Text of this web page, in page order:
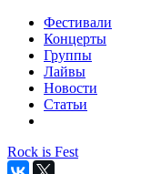
Фестивали
Концерты
Группы
Лайвы
Новости
Статьи
Rock is Fest